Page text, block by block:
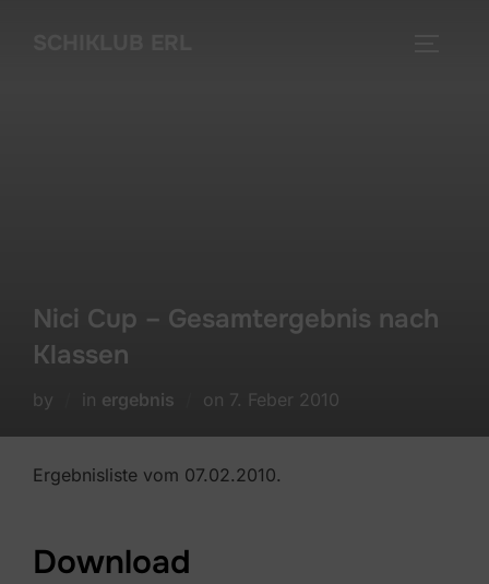
Nici Cup – Gesamtergebnis nach
Klassen
by in ergebnis on Posted
7. Feber 2010
Ergebnisliste vom 07.02.2010.
Download